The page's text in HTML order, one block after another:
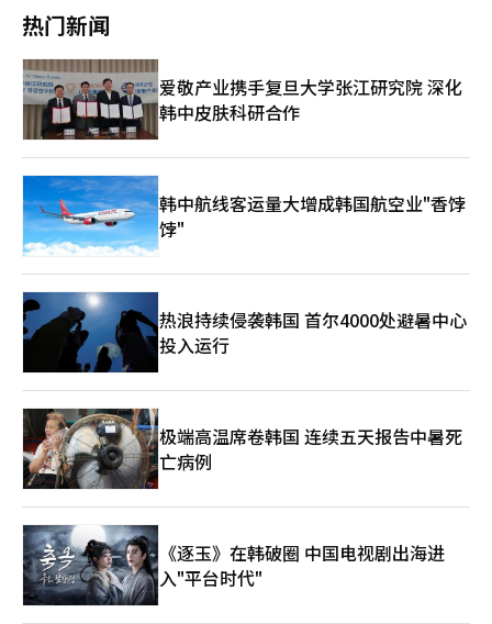
反国家情报法中禁止政治干预的义务。 同时，赵太庸还被指控在
国会和宪法法院作伪证，并向国会内乱嫌疑真相调查特别委员会提
交虚假答辩书，此外还涉及参与删除尹锡悦前总统和洪前副院长的
密话手机信息的证据毁灭。 因此，特别检察官团队在上个月3日的
结案公判中对赵太庸请求判处7年监禁。特别检察官团队指
出：“被告在事先知晓总统的违宪、违法戒严计划的情况下，完全
无视了应当阻止或向国会报告的宪法义务。”特别指出，国家情报
机构的首长纵容具有内乱阴谋性质的戒严，并在事后试图销毁证
据，罪行极其严重。 相对而言，赵太庸方面在审判过程中坚决否
认所有指控，主张无罪。赵太庸的辩护律师表示，赵太庸当时并不
处于能够具体知晓总统戒严计划的位置，即使知晓，也没有权力在
物理和法律上阻止总统动用军队。 此外，国情院本身并未直接参
与戒严的执行，提交CCTV资料等行为仅是常规行政工作的延续，
于信息机构本身的安全维护，并非证据毁灭。 赵太庸的判决将为
未来国家危机情况下信息首长的角色提供法律标准。法律界人士预
计，如果赵太庸在宪法法院的弹劾审判中被判定为“作伪证”，这
将成为支持尹锡悦前总统戒严过程违法性的有力证据。※ 本报道
经人工智能（AI）系统翻译与编辑。
热门新闻
爱敬产业携手复旦大学张江研究院 深化
韩中皮肤科研合作
韩中航线客运量大增成韩国航空业"香饽
饽"
热浪持续侵袭韩国 首尔4000处避暑中心
投入运行
极端高温席卷韩国 连续五天报告中暑死
亡病例
《逐玉》在韩破圈 中国电视剧出海进
入"平台时代"